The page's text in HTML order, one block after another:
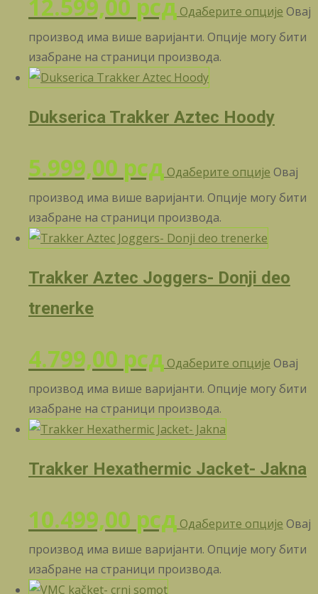
12.599,00 рсд Одаберите опције Овај
производ има више варијанти. Опције могу бити
изабране на страници производа.
Dukserica Trakker Aztec Hoody
5.999,00 рсд Одаберите опције Овај
производ има више варијанти. Опције могу бити
изабране на страници производа.
Trakker Aztec Joggers- Donji deo
trenerke
4.799,00 рсд Одаберите опције Овај
производ има више варијанти. Опције могу бити
изабране на страници производа.
Trakker Hexathermic Jacket- Jakna
10.499,00 рсд Одаберите опције Овај
производ има више варијанти. Опције могу бити
изабране на страници производа.